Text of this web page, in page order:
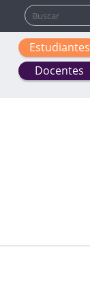
Buscar:
Estudiantes
Docentes